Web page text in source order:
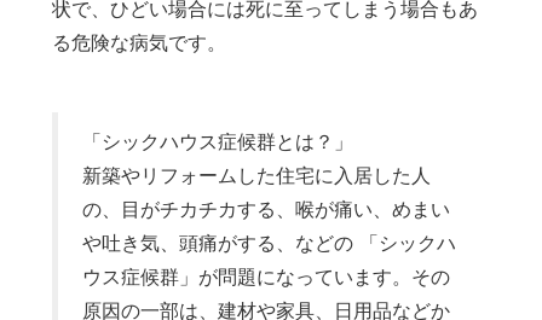
状で、ひどい場合には死に至ってしまう場合もあ
る危険な病気です。
「シックハウス症候群とは？」
新築やリフォームした住宅に入居した人
の、目がチカチカする、喉が痛い、めまい
や吐き気、頭痛がする、などの 「シックハ
ウス症候群」が問題になっています。その
原因の一部は、建材や家具、日用品などか